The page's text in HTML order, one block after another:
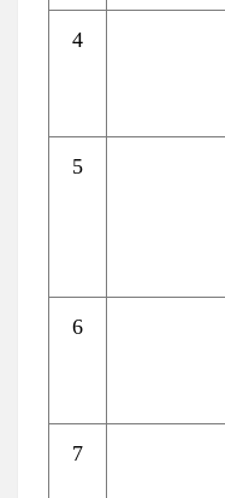
4
5
6
7